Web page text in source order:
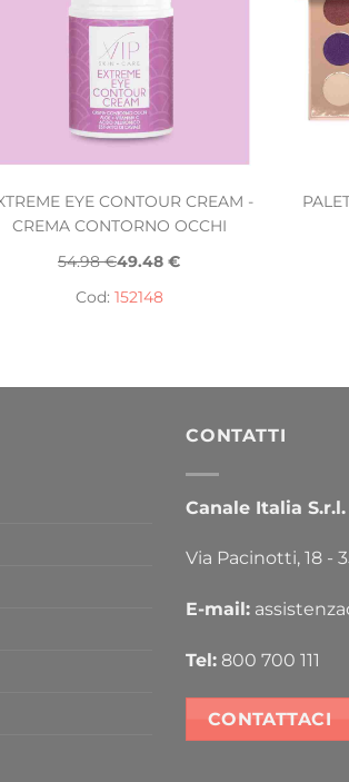
EYE CONTOUR CREAM -
CREMA CONTORNO OCCHI
54.98 €49.48 €
Cod: 152148
CONTATTI
Canale Italia S.r.l.
Via Pacinotti, 18 -
E-mail:
Tel: 800 700 111
CONTATTACI